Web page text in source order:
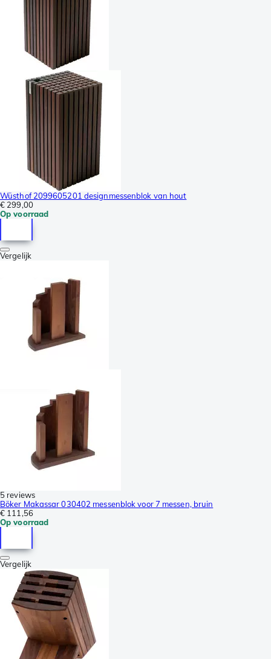
Wüsthof 2099605201 designmessenblok van hout
€ 299,00
Op voorraad
Vergelijk
5 reviews
Böker Makassar 030402 messenblok voor 7 messen, bruin
€ 111,56
Op voorraad
Vergelijk